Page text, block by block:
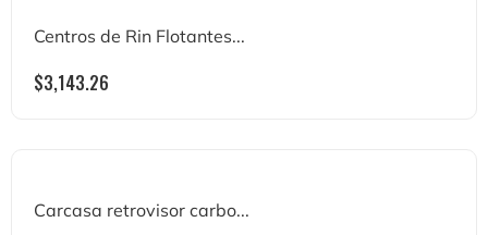
Centros de Rin Flotantes...
$3,143.26
Carcasa retrovisor carbo...